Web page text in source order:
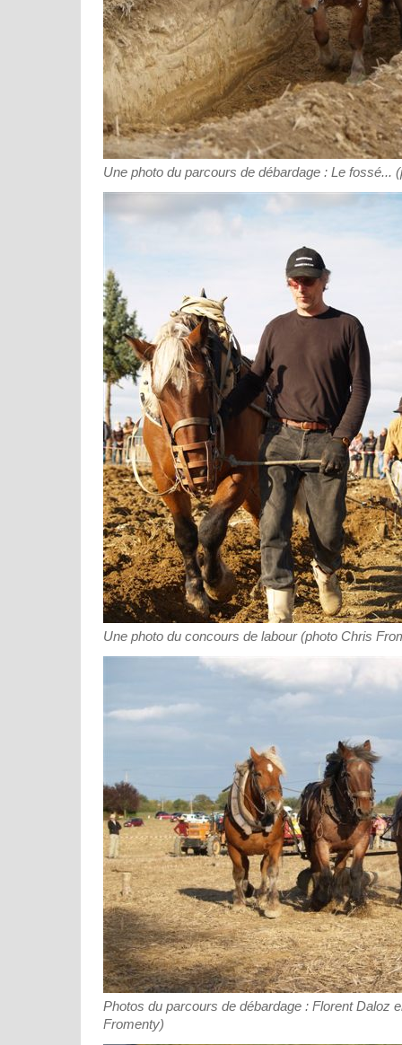
Une photo du parcours de débardage : Le fossé...
Une photo du concours de labour (photo Chris
Photos du parcours de débardage : Florent Daloz
Fromenty)